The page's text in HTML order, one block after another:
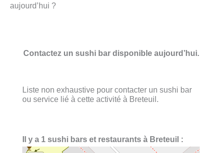
aujourd’hui ?
Contactez un sushi bar disponible aujourd’hui.
Liste non exhaustive pour contacter un sushi bar
ou service lié à cette activité à Breteuil.
Il y a 1 sushi bars et restaurants à Breteuil :